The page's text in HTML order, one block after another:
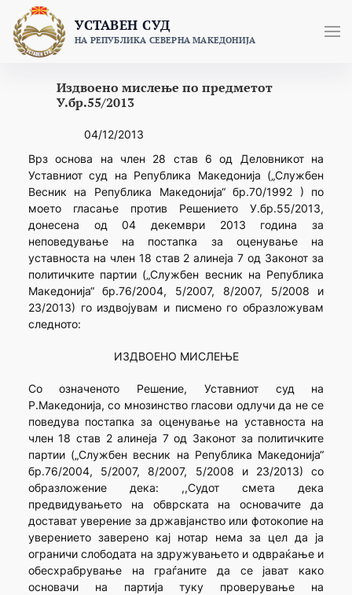
content
УСТАВЕН СУД
НА РЕПУБЛИКА СЕВЕРНА МАКЕДОНИЈА
Издвоено мислење по предметот
У.бр.55/2013
04/12/2013
Врз основа на член 28 став 6 од Деловникот на
Уставниот суд на Република Македонија („Службен
Весник на Република Македонија“ бр.70/1992 ) по
моето гласање против Решението У.бр.55/2013,
донесена од 04 декември 2013 година за
неповедување на постапка за оценување на
уставноста на член 18 став 2 алинеја 7 од Законот за
политичките партии („Службен весник на Република
Македонија“ бр.76/2004, 5/2007, 8/2007, 5/2008 и
23/2013) го издвојувам и писмено го образложувам
следното:
ИЗДВОЕНО МИСЛЕЊЕ
Со означеното Решение, Уставниот суд на
Р.Македонија, со мнозинство гласови одлучи да не се
поведува постапка за оценување на уставноста на
член 18 став 2 алинеја 7 од Законот за политичките
партии („Службен весник на Република Македонија“
бр.76/2004, 5/2007, 8/2007, 5/2008 и 23/2013) со
образложение дека: ,,Судот смета дека
предвидувањето на обврската на основачите да
достават уверение за државјанство или фотокопие на
уверението заверено кај нотар нема за цел да ја
ограничи слободата на здружувањето и одвраќање и
обесхрабрување на граѓаните да се јават како
основачи на партија туку проверување на